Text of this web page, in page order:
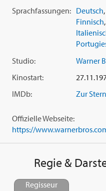
Sprachfassungen: Deutsch,
Finnisch,
Studio:
Warner
Kinostart:
IMDb:
Zur
Offizielle Webseite:
https://
Regie &
Regisseur